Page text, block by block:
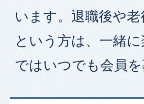
います。退職後や
という方は、一緒
ではいつでも会員